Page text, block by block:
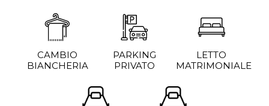
CAMBIO
BIANCHERIA
PARKING
PRIVATO
LETTO
MATRIMONIALE